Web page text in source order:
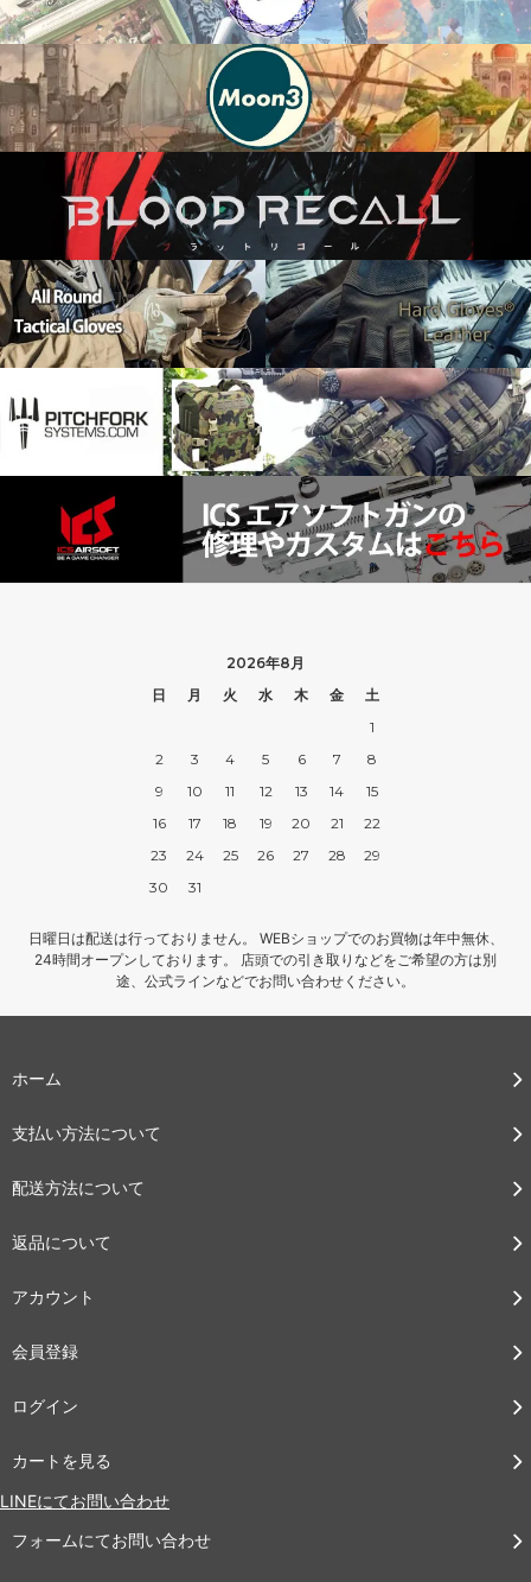
2026年8月
日
月 火 水 木 金
土
1
2
3 4 5 6 7
8
9
10 11 12 13 14
15
16
17 18 19 20 21
22
23
24 25 26 27 28
29
30
31
日曜日は配送は行っておりません。 WEBショップでのお買物は年中無休、
24時間オープンしております。 店頭での引き取りなどをご希望の方は別
途、公式ラインなどでお問い合わせください。
ホーム
支払い方法について
配送方法について
返品について
アカウント
会員登録
ログイン
カートを見る
LINEにてお問い合わせ
フォームにてお問い合わせ